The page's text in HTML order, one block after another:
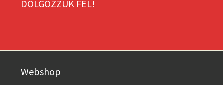
DOLGOZZUK FEL!
Webshop